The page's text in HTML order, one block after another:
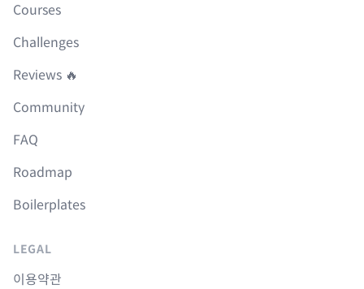
Courses
Challenges
Reviews 🔥
Community
FAQ
Roadmap
Boilerplates
LEGAL
이용약관